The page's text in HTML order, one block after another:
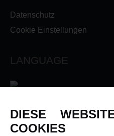
Datenschutz
Cookie Einstellungen
LANGUAGE
INFORMATIONEN
DIESE
COOKIES